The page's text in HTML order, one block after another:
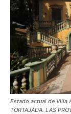
Estado actual de Villa
TORTAJADA. LAS